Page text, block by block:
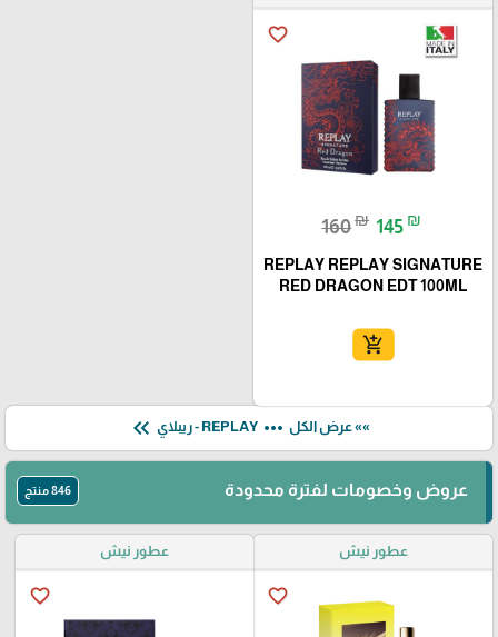
favorite_border
160₪ 145 ₪
REPLAY REPLAY SIGNATURE
RED DRAGON EDT 100ML
add_shopping_cart
»» عرض الكل more_horiz
keyboard_double_arrow_left
عروض وخصومات لفترة محدودة 846 منتج
عطور نيش
favorite_border
عطور نيش
favorite_border